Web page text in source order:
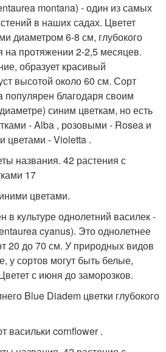
montana) - один из самых
в наших садах. Цветет
диаметром 6-8 см, глубокого
на протяжении 2-2,5 месяцев.
образует красивый
высотой около 60 см. Сорт
популярен благодаря своим
синим цветкам, но есть
- Alba , розовыми - Rosea и
цветами - Violetta .
цветами.
в культуре однолетний василек -
cyanus). Это однолетнее
20 до 70 см. У природных видов
у сортов могут быть белые,
с июня до заморозков.
Blue Diadem цветки глубокого
васильки cornflower .